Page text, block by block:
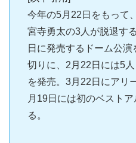
今年の5月22日をもって
宮寺勇太の3人が脱退す
日に発売するドーム公
切りに、2月22日には5
を発売。3月22日にアリ
月19日には初のベスト
る。